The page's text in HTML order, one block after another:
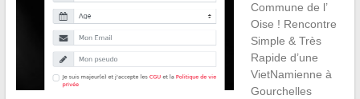
Commune de l’
Oise ! Rencontre
Simple & Très
Rapide d’une
VietNamienne à
Gourchelles